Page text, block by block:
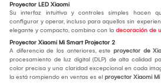
Proyector LED Xiaomi
Su interfaz intuitiva y controles simples hacen
configurar y operar, incluso para aquellos sin
elegante y compacto, combina con la decoración de
Proyector Xiaomi Mi Smart Projector 2
A diferencia de los anteriores, este proyector de
procesamiento de luz digital (DLP) de alta calidad
color precisa y una claridad excepcional en cada
la está rompiendo en ventas es el proyector Xiaomi